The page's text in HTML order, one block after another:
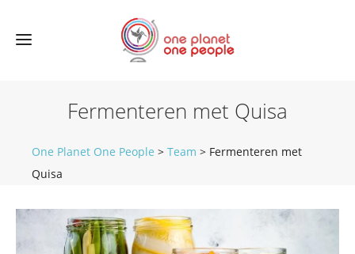
Fermenteren met Quisa
One Planet One People > Team > Fermenteren met
Quisa